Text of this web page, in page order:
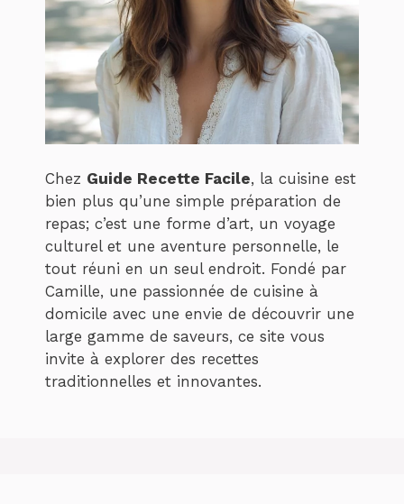
Chez Guide Recette Facile, la cuisine est
bien plus qu’une simple préparation de
repas; c’est une forme d’art, un voyage
culturel et une aventure personnelle, le
tout réuni en un seul endroit. Fondé par
Camille, une passionnée de cuisine à
domicile avec une envie de découvrir une
large gamme de saveurs, ce site vous
invite à explorer des recettes
traditionnelles et innovantes.